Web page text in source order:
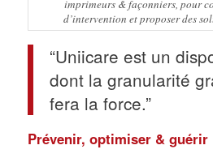
imprimeurs & façonniers, pour
d’intervention et proposer des
“Uniicare est un
dont la granularité
fera la force.”
Prévenir, optimiser & guérir